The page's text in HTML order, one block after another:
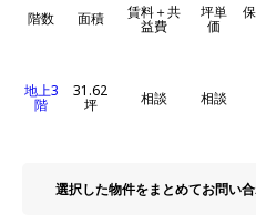
階数 面積 賃料＋共
益費
坪単
価
地上3
階
31.62
坪 相談 相談
選択した物件をまとめてお問い